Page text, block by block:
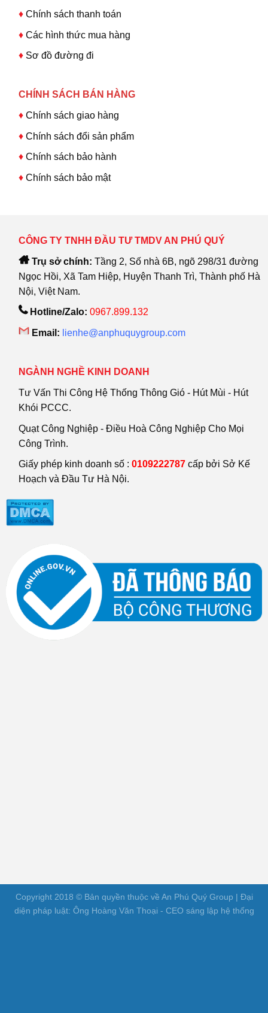
♦ Chính sách thanh toán
♦ Các hình thức mua hàng
♦ Sơ đồ đường đi
CHÍNH SÁCH BÁN HÀNG
♦ Chính sách giao hàng
♦ Chính sách đổi sản phẩm
♦ Chính sách bảo hành
♦ Chính sách bảo mật
CÔNG TY TNHH ĐẦU TƯ TMDV AN PHÚ QUÝ
Trụ sở chính: Tầng 2, Số nhà 6B, ngõ 298/31 đường
Ngọc Hồi, Xã Tam Hiệp, Huyện Thanh Trì, Thành phố Hà
Nội, Việt Nam.
Hotline/Zalo: 0967.899.132
Email: lienhe@anphuquygroup.com
NGÀNH NGHỀ KINH DOANH
Tư Vấn Thi Công Hệ Thống Thông Gió - Hút Mùi - Hút
Khói PCCC.
Quạt Công Nghiệp - Điều Hoà Công Nghiệp Cho Mọi
Công Trình.
Giấy phép kinh doanh số : 0109222787 cấp bởi Sở Kế
Hoạch và Đầu Tư Hà Nội.
Copyright 2018 © Bản quyền thuộc về An Phú Quý Group | Đại
diện pháp luật: Ông Hoàng Văn Thoại - CEO sáng lập hệ thống